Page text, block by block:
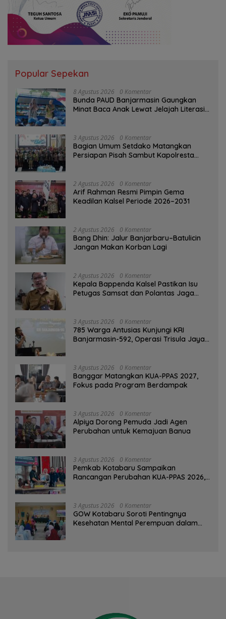
Popular Sepekan
8 Agustus 2026 0 Komentar
Bunda PAUD Banjarmasin Gaungkan
Minat Baca Anak Lewat Jelajah Literasi
3 Agustus 2026 0 Komentar
Bagian Umum Setdako Matangkan
Persiapan Pisah Sambut Kapolresta
2 Agustus 2026 0 Komentar
Arif Rahman Resmi Pimpin Gema
Keadilan Kalsel Periode 2026–2031
2 Agustus 2026 0 Komentar
Bang Dhin: Jalur Banjarbaru–Batulicin
Jangan Makan Korban Lagi
2 Agustus 2026 0 Komentar
Kepala Bappenda Kalsel Pastikan Isu
Petugas Samsat dan Polantas Jaga
3 Agustus 2026 0 Komentar
785 Warga Antusias Kunjungi KRI
Banjarmasin-592, Operasi Trisula Jaya
3 Agustus 2026 0 Komentar
‎Banggar Matangkan KUA-PPAS 2027,
Fokus pada Program Berdampak
3 Agustus 2026 0 Komentar
‎Alpiya Dorong Pemuda Jadi Agen
Perubahan untuk Kemajuan Banua ‎
3 Agustus 2026 0 Komentar
Pemkab Kotabaru Sampaikan
Rancangan Perubahan KUA-PPAS 2026,
3 Agustus 2026 0 Komentar
GOW Kotabaru Soroti Pentingnya
Kesehatan Mental Perempuan dalam